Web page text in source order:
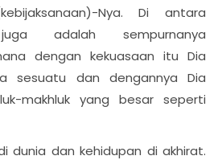
Nya. Di antara
adalah sempurnanya
dengan kekuasaan itu Dia
sesuatu dan dengannya Dia
makhluk yang besar seperti
dunia dan kehidupan di akhirat.